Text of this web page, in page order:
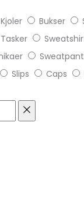
Kjoler Bukser
Tasker
Slips Caps